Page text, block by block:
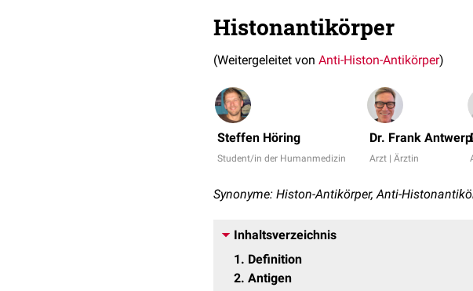
Histonantikörper
(Weitergeleitet von Anti-Histon-Antikörper)
Steffen Höring
Student/in der Humanmedizin
Dr. Frank
Arzt | Ärztin
Synonyme: Histon-Antikörper, Anti-
Inhaltsverzeichnis
1
Definition
2 Antigen